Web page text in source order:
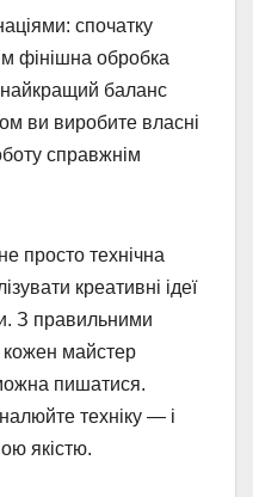
спочатку
фінішна обробка
баланс
ви виробите власні
справжнім
просто технічна
креативні ідеї
З правильними
кожен майстер
пишатися.
техніку — і
якістю.